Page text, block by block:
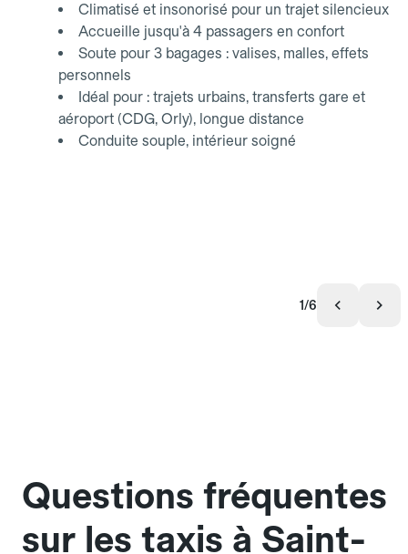
Climatisé et insonorisé pour un trajet silencieux
Accueille jusqu'à 4 passagers en confort
Soute pour 3 bagages : valises, malles, effets
personnels
Idéal pour : trajets urbains, transferts gare et
aéroport (CDG, Orly), longue distance
Conduite souple, intérieur soigné
1/6
Questions fréquentes
sur les taxis à Saint-